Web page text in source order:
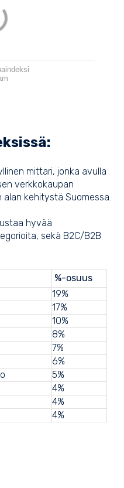
mittari, jonka avulla
verkkokaupan
alan kehitystä Suomessa.
hyvää
sekä B2C/B2B
%-osuus
19%
17%
10%
8%
7%
6%
5%
4%
4%
4%